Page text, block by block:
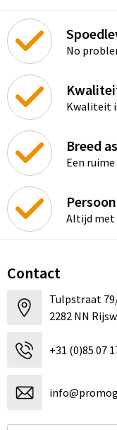
No
Kwaliteit
Breed
Een
Altijd met
Contact
Tulpstraat
2282 NN
+31 (0)85 07